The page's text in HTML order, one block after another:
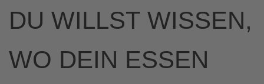
DU WILLST WISSEN,
WO DEIN ESSEN